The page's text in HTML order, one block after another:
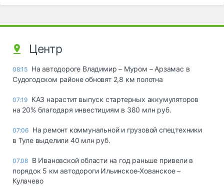
Центр
08:15 На автодороге Владимир – Муром – Арзамас в
Судогодском районе обновят 2,8 км полотна
07:19 КАЗ нарастит выпуск стартерных аккумуляторов
на 20% благодаря инвестициям в 380 млн руб.
07:06 На ремонт коммунальной и грузовой спецтехники
в Туле выделили 40 млн руб.
07.08 В Ивановской области на год раньше привели в
порядок 5 км автодороги Ильинское-Хованское –
Кулачево